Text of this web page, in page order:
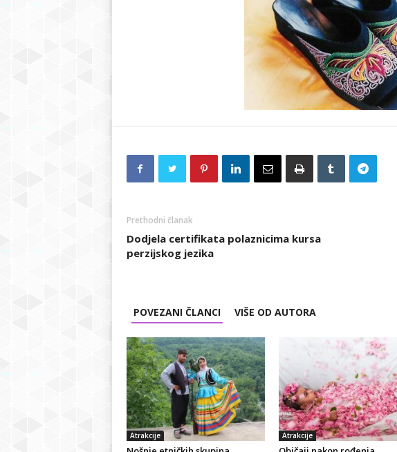
Prethodni članak
Dodjela certifikata polaznicima kursa
perzijskog jezika
POVEZANI ČLANCI VIŠE OD AUTORA
Atrakcije Atrakcije